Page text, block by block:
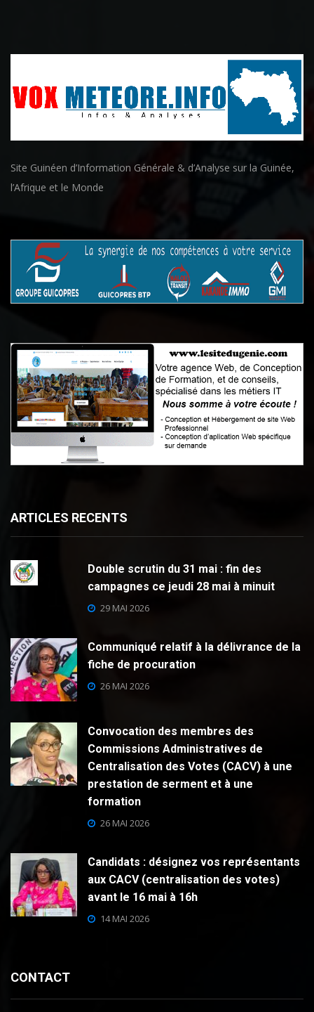
Site Guinéen d’Information Générale & d’Analyse sur la Guinée,
l’Afrique et le Monde
ARTICLES RECENTS
Double scrutin du 31 mai : fin des
campagnes ce jeudi 28 mai à minuit
29 MAI 2026
Communiqué relatif à la délivrance de la
fiche de procuration
26 MAI 2026
Convocation des membres des
Commissions Administratives de
Centralisation des Votes (CACV) à une
prestation de serment et à une
formation
26 MAI 2026
Candidats : désignez vos représentants
aux CACV (centralisation des votes)
avant le 16 mai à 16h
14 MAI 2026
CONTACT